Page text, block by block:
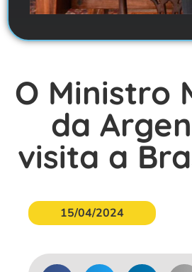
O Ministro
da
visita a
15/04/2024